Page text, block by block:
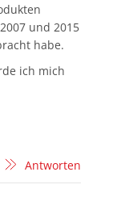
und 2015
habe.
ich mich
Antworten